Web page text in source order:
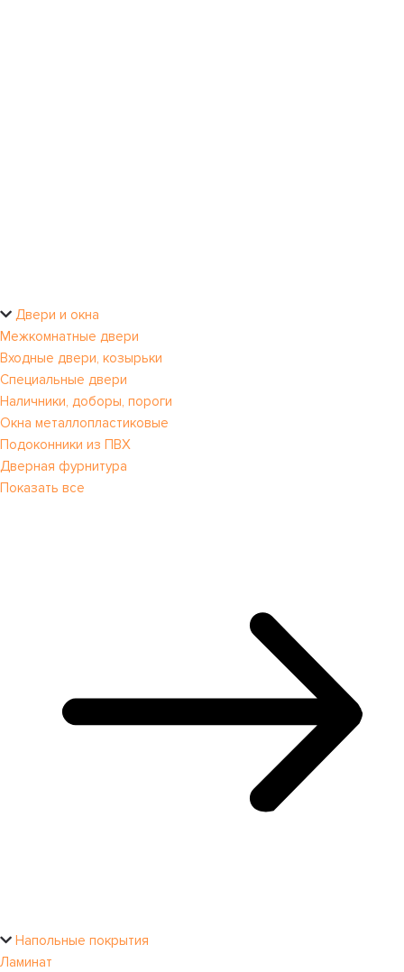
Двери и окна
Межкомнатные двери
Входные двери, козырьки
Специальные двери
Наличники, доборы, пороги
Окна металлопластиковые
Подоконники из ПВХ
Дверная фурнитура
Показать все
Напольные покрытия
Ламинат